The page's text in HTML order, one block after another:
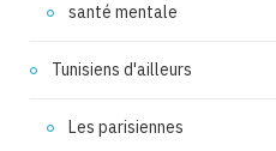
santé mentale
Tunisiens d'ailleurs
Les parisiennes